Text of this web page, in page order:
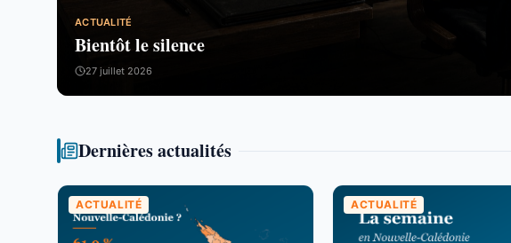
ACTUALITÉ
Bientôt le silence
27 juillet 2026
Dernières actualités
ACTUALITÉ ACTUALITÉ